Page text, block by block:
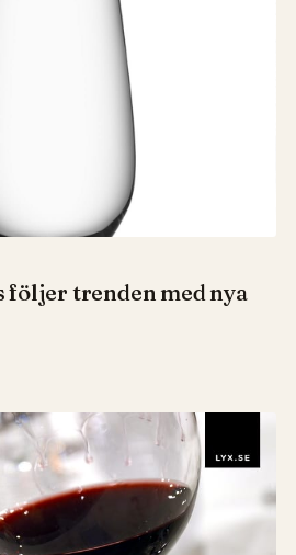
följer trenden med nya